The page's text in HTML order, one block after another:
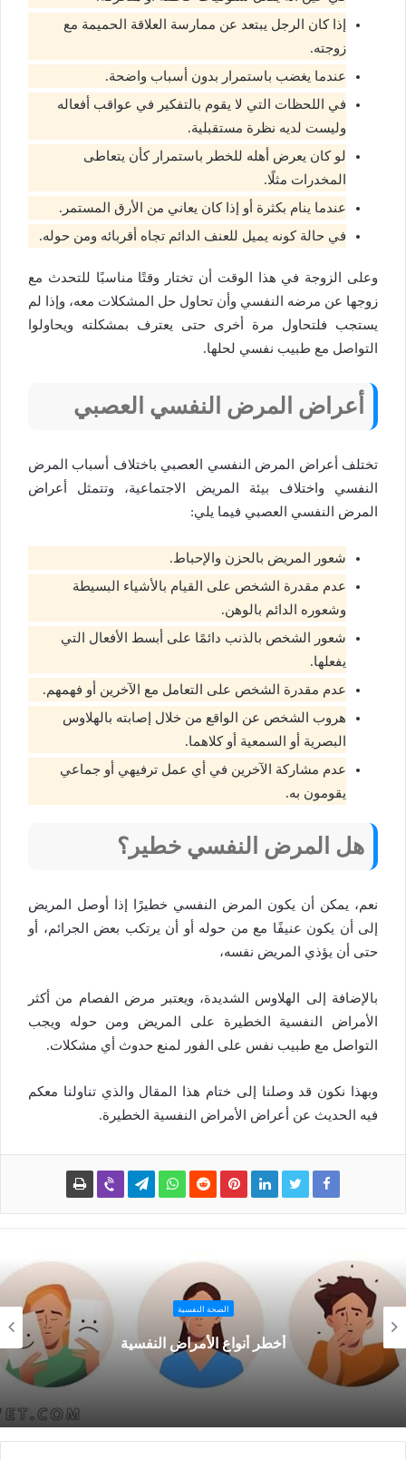
إذا كان الرجل يبتعد عن ممارسة العلاقة الحميمة مع
زوجته.
عندما يغضب باستمرار بدون أسباب واضحة.
في اللحظات التي لا يقوم بالتفكير في عواقب أفعاله
وليست لديه نظرة مستقبلية.
لو كان يعرض أهله للخطر باستمرار كأن يتعاطى
المخدرات مثلًا.
عندما ينام بكثرة أو إذا كان يعاني من الأرق المستمر.
في حالة كونه يميل للعنف الدائم تجاه أقربائه ومن حوله.
وعلى الزوجة في هذا الوقت أن تختار وقتًا مناسبًا للتحدث مع
زوجها عن مرضه النفسي وأن تحاول حل المشكلات معه، وإذا لم
يستجب فلتحاول مرة أخرى حتى يعترف بمشكلته ويحاولوا
التواصل مع طبيب نفسي لحلها.
أعراض المرض النفسي العصبي
تختلف أعراض المرض النفسي العصبي باختلاف أسباب المرض
النفسي واختلاف بيئة المريض الاجتماعية، وتتمثل أعراض
المرض النفسي العصبي فيما يلي:
شعور المريض بالحزن والإحباط.
عدم مقدرة الشخص على القيام بالأشياء البسيطة
وشعوره الدائم بالوهن.
شعور الشخص بالذنب دائمًا على أبسط الأفعال التي
يفعلها.
عدم مقدرة الشخص على التعامل مع الآخرين أو فهمهم.
هروب الشخص عن الواقع من خلال إصابته بالهلاوس
البصرية أو السمعية أو كلاهما.
عدم مشاركة الآخرين في أي عمل ترفيهي أو جماعي
يقومون به.
هل المرض النفسي خطير؟
نعم، يمكن أن يكون المرض النفسي خطيرًا إذا أوصل المريض
إلى أن يكون عنيفًا مع من حوله أو أن يرتكب بعض الجرائم، أو
حتى أن يؤذي المريض نفسه،
بالإضافة إلى الهلاوس الشديدة، ويعتبر مرض الفصام من أكثر
الأمراض النفسية الخطيرة على المريض ومن حوله ويجب
التواصل مع طبيب نفس على الفور لمنع حدوث أي مشكلات.
وبهذا نكون قد وصلنا إلى ختام هذا المقال والذي تناولنا معكم
فيه الحديث عن أعراض الأمراض النفسية الخطيرة.
الصحة النفسية
أخطر أنواع الأمراض النفسية